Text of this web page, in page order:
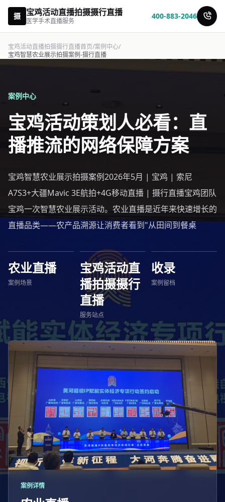
摄 宝鸡活动直播拍摄摄行直播
医学手术直播服务
400-883-2046
宝鸡活动直播拍摄摄行直播首页/案例中心/
宝鸡智慧农业展示拍摄案例-摄行直播
案例中心
宝鸡活动策划人必看：直
播推流的网络保障方案
宝鸡智慧农业展示拍摄案例2026年5月 | 宝鸡 | 索尼
A7S3+大疆Mavic 3E航拍+4G移动直播 | 摄行直播宝鸡团队
宝鸡一次智慧农业展示活动。农业直播是近年来快速增长的
直播品类——农产品溯源让消费者看到"从田间到餐桌
农业直播
案例场景
宝鸡活动直
播拍摄摄行
直播
服务站点
收录
案例留档
案例详情